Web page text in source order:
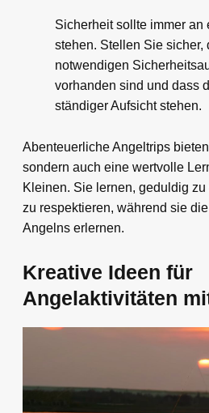
Sicherheit sollte immer an
stehen. Stellen Sie sicher,
notwendigen
vorhanden sind und dass
ständiger Aufsicht stehen.
Abenteuerliche Angeltrips
sondern auch eine wertvolle
Kleinen. Sie lernen, geduldig
zu respektieren, während sie
Angelns erlernen.
Kreative Ideen für
Angelaktivitäten